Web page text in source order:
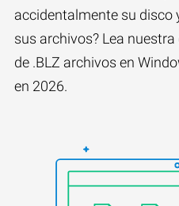
accidentalmente su disco
sus archivos? Lea
de .BLZ archivos en
en 2026.